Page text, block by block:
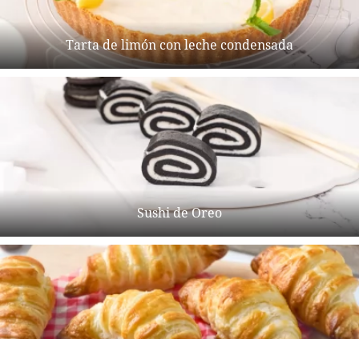
Tarta de limón con leche condensada
Sushi de Oreo